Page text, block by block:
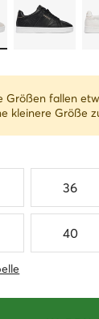
Größen fallen
kleinere Größe
36
40